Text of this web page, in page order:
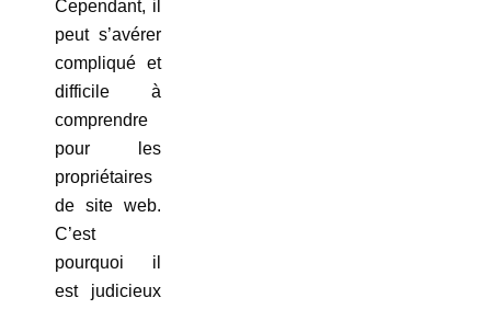
Cependant, il
peut s’avérer
compliqué et
difficile à
comprendre
pour les
propriétaires
de site web.
C’est
pourquoi il
est judicieux